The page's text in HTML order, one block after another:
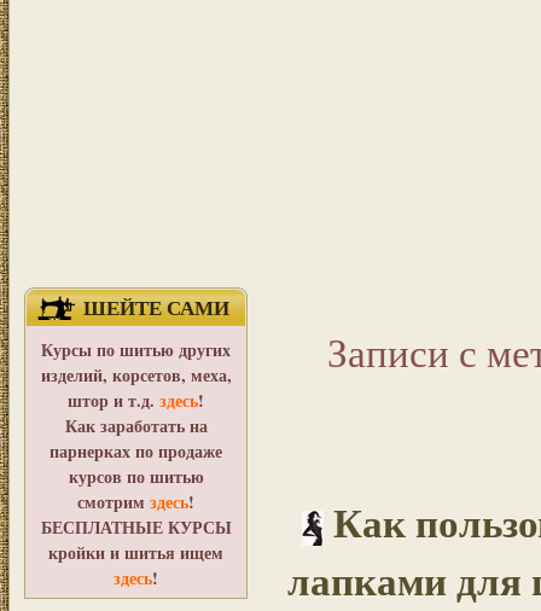
ШЕЙТЕ САМИ
Курсы по шитью других
изделий, корсетов, меха,
штор и т.д. здесь!
Как заработать на
парнерках по продаже
курсов по шитью
смотрим здесь!
БЕСПЛАТНЫЕ КУРСЫ
кройки и шитья ищем
здесь!
Записи с
Как
лапками